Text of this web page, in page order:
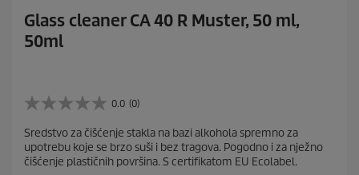
Glass cleaner CA 40 R Muster, 50 ml,
50ml
0.0 (0)
0
0
o
d
Sredstvo za čišćenje stakla na bazi alkohola spremno za
upotrebu koje se brzo suši i bez tragova. Pogodno i za nježno
čišćenje plastičnih površina. S certifikatom EU Ecolabel.